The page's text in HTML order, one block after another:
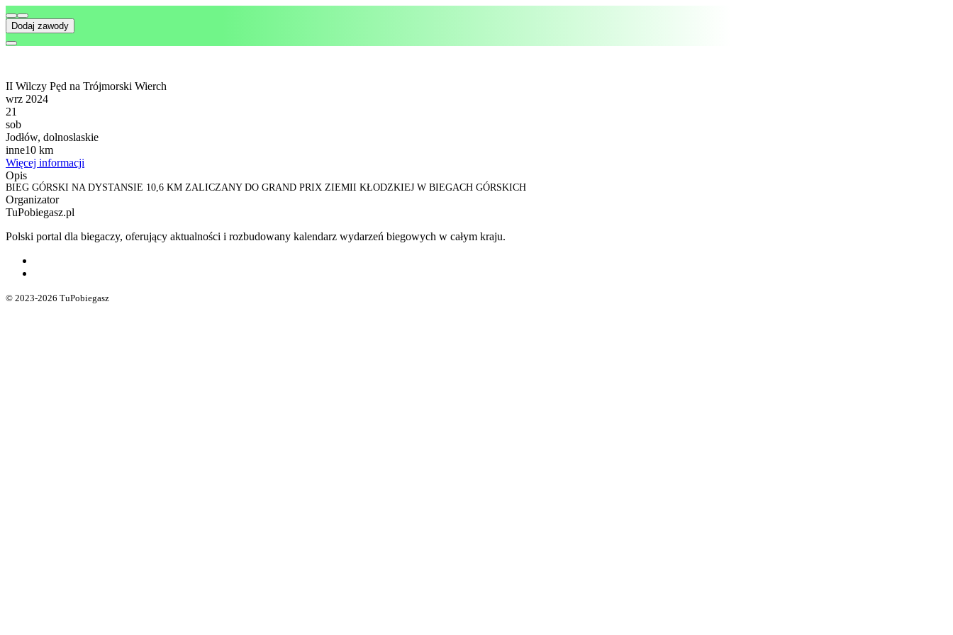
Dodaj zawody
II Wilczy Pęd na Trójmorski Wierch
wrz 2024
21
sob
Jodłów, dolnoslaskie
inne10 km
Więcej informacji
Opis
BIEG GÓRSKI NA DYSTANSIE 10,6 KM ZALICZANY DO GRAND PRIX ZIEMII KŁODZKIEJ W BIEGACH GÓRSKICH
Organizator
TuPobiegasz.pl
Polski portal dla biegaczy, oferujący aktualności i rozbudowany kalendarz wydarzeń biegowych w całym kraju.
© 2023-2026 TuPobiegasz